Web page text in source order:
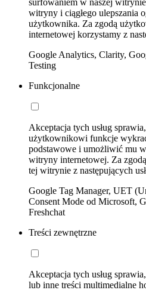
witryny i ciągłego ulepszania
użytkownika. Za zgodą
internetowej korzystamy z
Google Analytics, Clarity,
Testing
Funkcjonalne
Akceptacja tych usług
użytkownikowi funkcje
podstawowe i umożliwić mu
witryny internetowej. Za
tej witrynie z następujących
Google Tag Manager, UET
Consent Mode od Microsoft,
Freshchat
Treści zewnętrzne
Akceptacja tych usług
lub inne treści multimedialne